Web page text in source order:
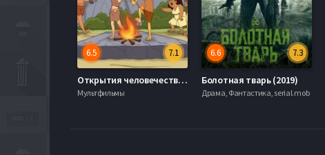
7.1
6.5
Открытия человечества (2019)
Мультфильмы
7.3
6.6
Болотная тварь (2019)
Драма, Фантастика, serial.mob